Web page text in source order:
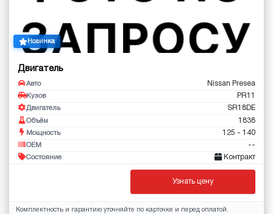
Новинка
Двигатель
Авто Nissan Presea
Кузов PR11
Двигатель SR18DE
Объём 1838
Мощность 125 - 140
OEM --
Состояние Контракт
Узнать цену
Комплектность и гарантию уточняйте по карточке и перед оплатой.